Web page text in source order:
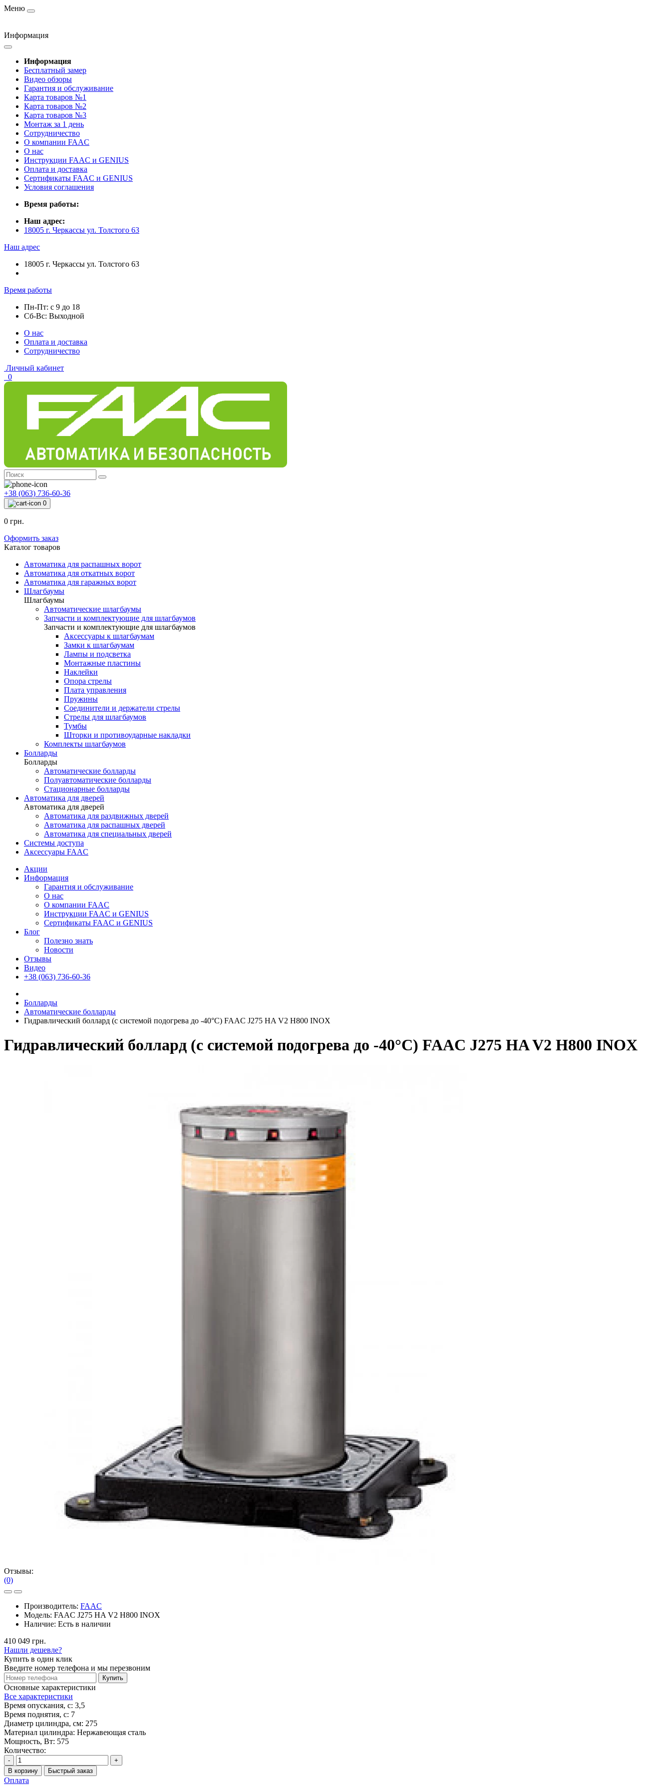
Меню
Информация
Информация
Бесплатный замер
Видео обзоры
Гарантия и обслуживание
Карта товаров №1
Карта товаров №2
Карта товаров №3
Монтаж за 1 день
Сотрудничество
О компании FAAC
О нас
Инструкции FAAC и GENIUS
Оплата и доставка
Сертификаты FAAC и GENIUS
Условия соглашения
Время работы:
Наш адрес:
18005 г. Черкассы ул. Толстого 63
Наш адрес
18005 г. Черкассы ул. Толстого 63
Время работы
Пн-Пт: с 9 до 18
Сб-Вс: Выходной
О нас
Оплата и доставка
Сотрудничество
Личный кабинет
0
+38 (063) 736-60-36
0
0 грн.
Оформить заказ
Каталог товаров
Автоматика для распашных ворот
Автоматика для откатных ворот
Автоматика для гаражных ворот
Шлагбаумы
Шлагбаумы
Автоматические шлагбаумы
Запчасти и комплектующие для шлагбаумов
Запчасти и комплектующие для шлагбаумов
Аксессуары к шлагбаумам
Замки к шлагбаумам
Лампы и подсветка
Монтажные пластины
Наклейки
Опора стрелы
Плата управления
Пружины
Соединители и держатели стрелы
Стрелы для шлагбаумов
Тумбы
Шторки и противоударные накладки
Комплекты шлагбаумов
Болларды
Болларды
Автоматические болларды
Полуавтоматические болларды
Стационарные болларды
Автоматика для дверей
Автоматика для дверей
Автоматика для раздвижных дверей
Автоматика для распашных дверей
Автоматика для специальных дверей
Системы доступа
Аксессуары FAAC
Акции
Информация
Гарантия и обслуживание
О нас
О компании FAAC
Инструкции FAAC и GENIUS
Сертификаты FAAC и GENIUS
Блог
Полезно знать
Новости
Отзывы
Видео
+38 (063) 736-60-36
Болларды
Автоматические болларды
Гидравлический боллард (с системой подогрева до -40°C) FAAC J275 HA V2 H800 INOX
Гидравлический боллард (с системой подогрева до -40°C) FAAC J275 HA V2 H800 INOX
Отзывы:
(0)
Производитель: FAAC
Модель: FAAC J275 HA V2 H800 INOX
Наличие: Есть в наличии
410 049 грн.
Нашли дешевле?
Купить в один клик
Введите номер телефона и мы перезвоним
Купить
Основные характеристики
Все характеристики
Время опускания, с: 3,5
Время поднятия, с: 7
Диаметр цилиндра, см: 275
Материал цилиндра: Нержавеющая сталь
Мощность, Вт: 575
Количество:
-
+
В корзину
Быстрый заказ
Оплата